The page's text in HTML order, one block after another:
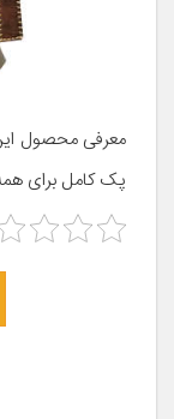
معرفی محصول
پک کامل برای